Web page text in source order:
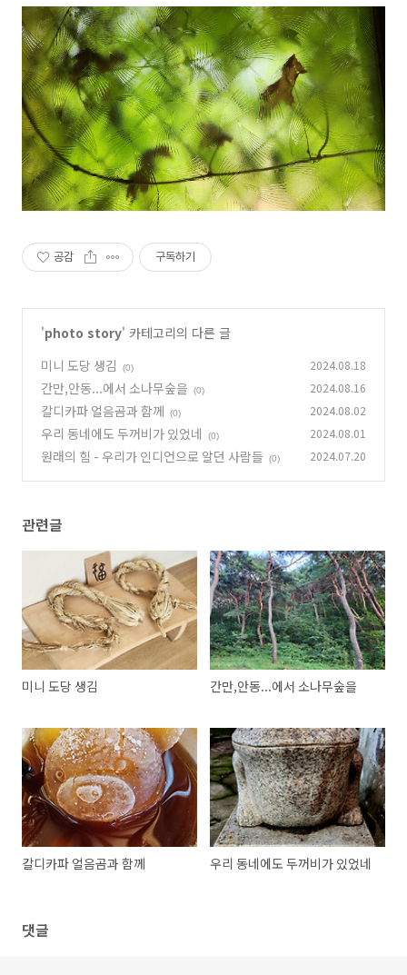
공감 구독하기
'photo story' 카테고리의 다른 글
미니 도당 생김
(0) 2024.08.18
간만,안동...에서 소나무숲을 (0) 2024.08.16
칼디카파 얼음곰과 함께 (0) 2024.08.02
우리 동네에도 두꺼비가 있었네 (0) 2024.08.01
원래의 힘 - 우리가 인디언으로 알던 사람들 (0) 2024.07.20
관련글
미니 도당 생김 간만,안동...에서 소나무숲을
칼디카파 얼음곰과 함께 우리 동네에도 두꺼비가 있었네
댓글